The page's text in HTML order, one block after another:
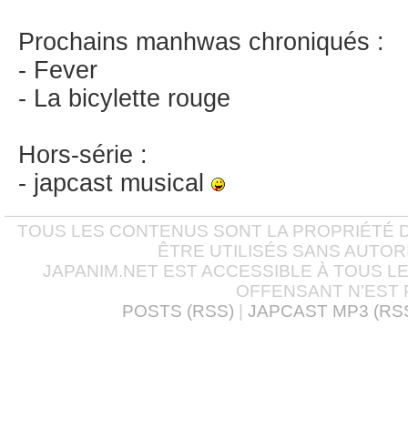
Prochains manhwas chroniqués :
- Fever
- La bicylette rouge
Hors-série :
- japcast musical
TOUS LES CONTENUS SONT LA PROPRIÉTÉ
ÊTRE UTILISÉS SANS
JAPANIM.NET EST ACCESSIBLE À TOUS
OFFENSANT N'EST
POSTS (RSS)
JAPCAST MP3